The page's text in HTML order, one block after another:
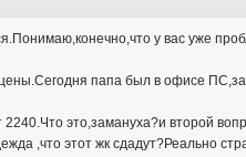
у вас уже
папа был в офисе
это,замануха?и второй
,что этот жк сдадут?Реально